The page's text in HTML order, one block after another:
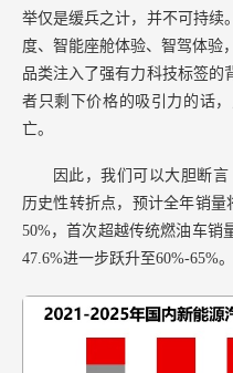
举仅是缓兵之计，并不可持续
度、智能座舱体验、智驾体验
品类注入了强有力科技标签的
者只剩下价格的吸引力的话
亡。
因此，我们可以大胆断言
历史性转折点，预计全年销量
50%，首次超越传统燃油车销
47.6%进一步跃升至60%-65%。